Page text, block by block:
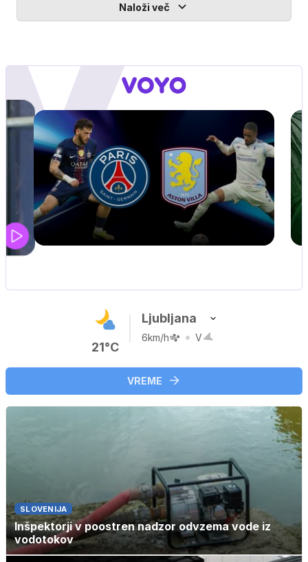
Naloži več
21°C
Ljubljana
6km/h V
VREME
SLOVENIJA
Inšpektorji v poostren nadzor odvzema vode iz
vodotokov